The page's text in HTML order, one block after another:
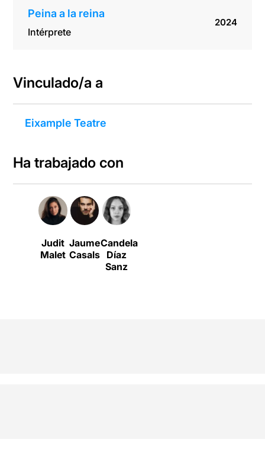
Peina a la reina
Intérprete
2024
Vinculado/a a
Eixample Teatre
Ha trabajado con
Judit
Malet
Jaume
Casals
Candela
Díaz
Sanz